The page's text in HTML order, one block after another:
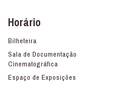
Horário
Bilheteira
Sala de Documentação
Cinematográfica
Espaço de Exposições